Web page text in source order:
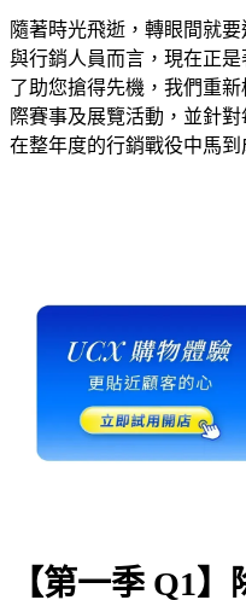
隨著時光飛逝，轉眼間就
與行銷人員而言，現在正
了助您搶得先機，我們重
際賽事及展覽活動，並針
在整年度的行銷戰役中馬到
【第一季 Q1